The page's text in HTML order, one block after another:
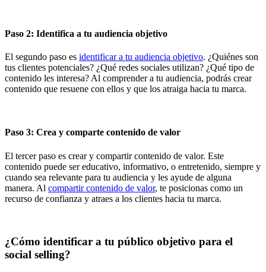
Paso 2: Identifica a tu audiencia objetivo
El segundo paso es identificar a tu audiencia objetivo. ¿Quiénes son
tus clientes potenciales? ¿Qué redes sociales utilizan? ¿Qué tipo de
contenido les interesa? Al comprender a tu audiencia, podrás crear
contenido que resuene con ellos y que los atraiga hacia tu marca.
Paso 3: Crea y comparte contenido de valor
El tercer paso es crear y compartir contenido de valor. Este
contenido puede ser educativo, informativo, o entretenido, siempre y
cuando sea relevante para tu audiencia y les ayude de alguna
manera. Al compartir contenido de valor, te posicionas como un
recurso de confianza y atraes a los clientes hacia tu marca.
¿Cómo identificar a tu público objetivo para el
social selling?